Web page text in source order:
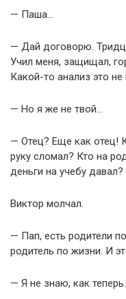
— Паша…
— Дай договорю.
Учил меня, защищал,
Какой-то анализ это не
— Но я же не твой…
— Отец? Еще как отец!
руку сломал? Кто на
деньги на учебу давал?
Виктор молчал.
— Пап, есть родители
родитель по жизни. И
— Я не знаю, как